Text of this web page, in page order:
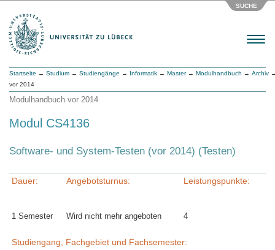
SUCHE
Menu
Startseite → Studium → Studiengänge → Informatik → Master→ Modulhandbuch → Archiv
vor 2014
Modulhandbuch vor 2014
Modul CS4136
Software- und System-Testen (vor 2014) (Testen)
Dauer:
1 Semester
Angebotsturnus:
Wird nicht mehr angeboten
Leistungspunkte:
4
Studiengang, Fachgebiet und Fachsemester: